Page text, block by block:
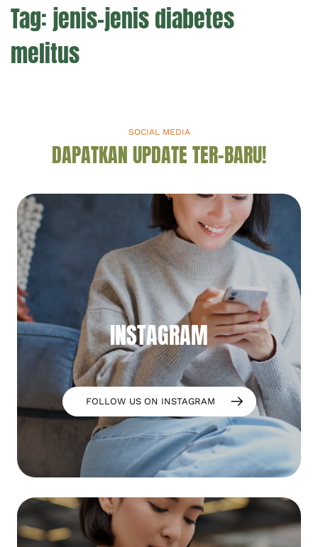
Tag:jenis-jenis diabetes
melitus
SOCIAL MEDIA
DAPATKAN UPDATE TER-BARU!
INSTAGRAM
FOLLOW US ON INSTAGRAM